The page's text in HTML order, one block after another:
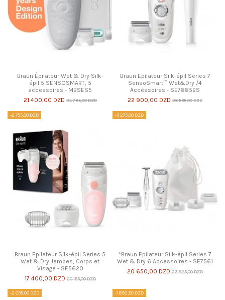
Braun Épilateur Wet & Dry Silk-
épil 5 SENSOSMART, 5
accessoires - MBSES5
21 400,00 DZD 24 795,00 DZD
Braun Epilateur Silk-épil Series 7
SensoSmart™ Wet&Dry /4
Accéssoires - SE7885BS
22 900,00 DZD 26 535,00 DZD
-2 755,00 DZD
Braun Epilateur Silk-épil Series 5
Wet & Dry Jambes, Corps et
Visage - SE5620
17 400,00 DZD 20 155,00 DZD
-3 275,00 DZD
*Braun Epilateur Silk-épil Series 7
Wet & Dry 6 Accessoires - SE7561
20 650,00 DZD 23 925,00 DZD
-2 035,00 DZD -1 892,50 DZD